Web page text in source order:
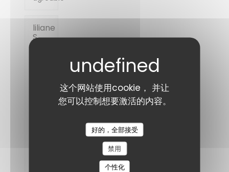
这个网站使用cookie， 并让
您可以控制想要激活的内容。
好的，全部接受
禁用
个性化
liliane
S